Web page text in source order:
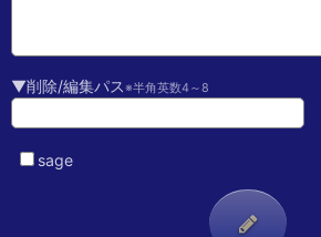
▼削除/編集パス※半角英数4～8
sage